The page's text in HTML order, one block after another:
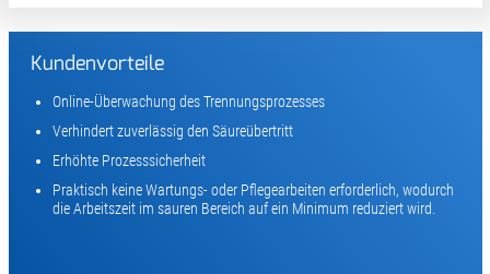
Kundenvorteile
Online-Überwachung des Trennungsprozesses
Verhindert zuverlässig den Säureübertritt
Erhöhte Prozesssicherheit
Praktisch keine Wartungs- oder Pflegearbeiten erforderlich, wodurch
die Arbeitszeit im sauren Bereich auf ein Minimum reduziert wird.